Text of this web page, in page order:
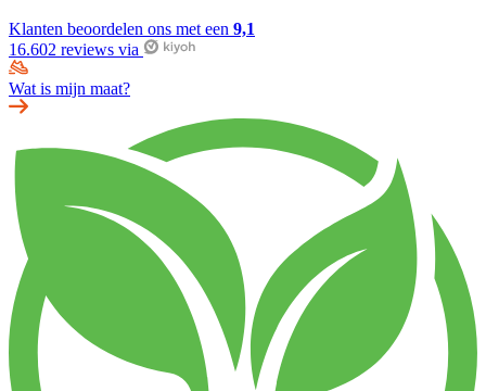
Klanten beoordelen ons met een 9,1
16.602 reviews via
Wat is mijn maat?